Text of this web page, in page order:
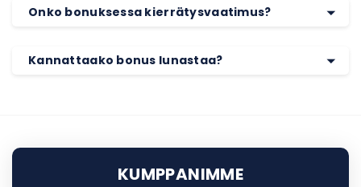
Onko bonuksessa kierrätysvaatimus?
Kannattaako bonus lunastaa?
KUMPPANIMME